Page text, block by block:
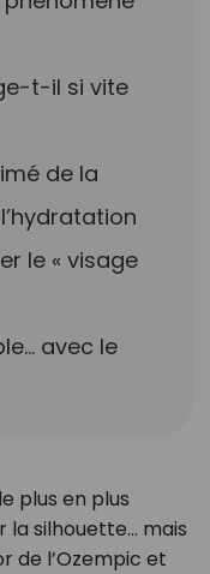
t-il si vite
de la
le « visage
avec le
plus en plus
la silhouette… mais
de l’Ozempic et